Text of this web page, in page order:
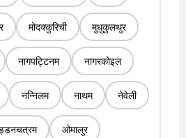
मोदक्कुरिची मुधुकुलथुर
नागपट्टिनम नागरकोइल
नन्निलम नाथम नेवेली
ओमालुर